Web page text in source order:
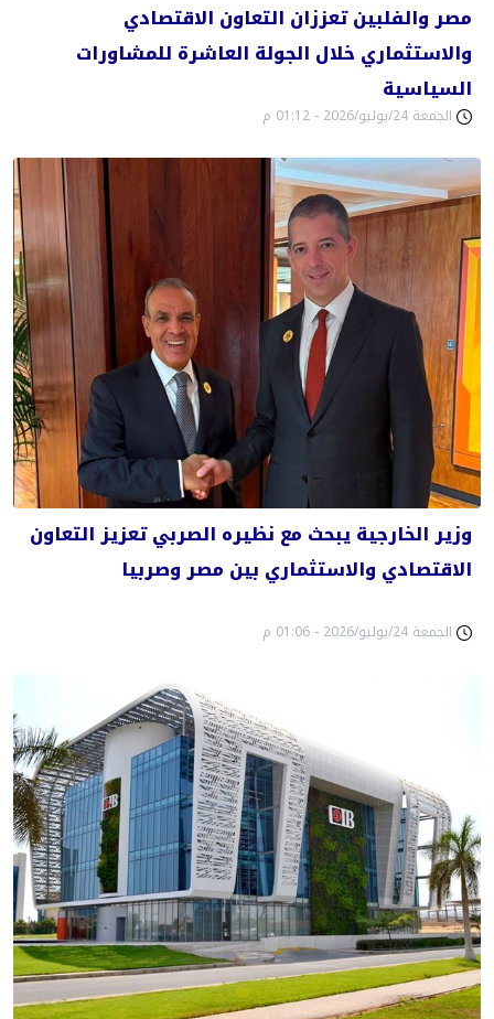
مصر والفلبين تعززان التعاون الاقتصادي
والاستثماري خلال الجولة العاشرة للمشاورات
السياسية
الجمعة 24/يوليو/2026 - 01:12 م
وزير الخارجية يبحث مع نظيره الصربي تعزيز التعاون
الاقتصادي والاستثماري بين مصر وصربيا
الجمعة 24/يوليو/2026 - 01:06 م